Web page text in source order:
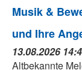
Musik &
und Ihre
13.08.2026
Altbekannte